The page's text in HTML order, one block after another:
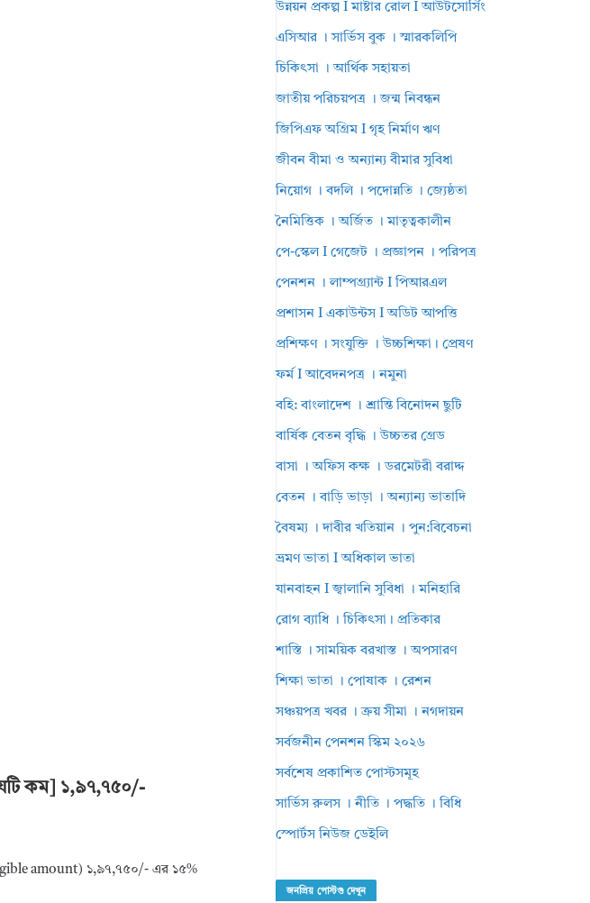
কম] ১,৯৭,৭৫০/-
amount) ১,৯৭,৭৫০/- এর ১৫%
উন্নয়ন প্রকল্প I মাষ্টার রোল I আউটসোর্সিং
এসিআর । সার্ভিস বুক । স্মারকলিপি
চিকিৎসা । আর্থিক সহায়তা
জাতীয় পরিচয়পত্র । জন্ম নিবন্ধন
জিপিএফ অগ্রিম I গৃহ নির্মাণ ঋণ
জীবন বীমা ও অন্যান্য বীমার সুবিধা
নিয়োগ । বদলি । পদোন্নতি । জ্যেষ্ঠতা
নৈমিত্তিক । অর্জিত । মাতৃত্বকালীন
পে-স্কেল I গেজেট । প্রজ্ঞাপন । পরিপত্র
পেনশন । লাম্পগ্র্যান্ট I পিআরএল
প্রশাসন I একাউন্টস I অডিট আপত্তি
প্রশিক্ষণ । সংযুক্তি । উচ্চশিক্ষা। প্রেষণ
ফর্ম I আবেদনপত্র । নমুনা
বহি: বাংলাদেশ । শ্রান্তি বিনোদন ছুটি
বার্ষিক বেতন বৃদ্ধি । উচ্চতর গ্রেড
বাসা । অফিস কক্ষ । ডরমেটরী বরাদ্দ
বেতন । বাড়ি ভাড়া । অন্যান্য ভাতাদি
বৈষম্য । দাবীর খতিয়ান । পুন:বিবেচনা
ভ্রমণ ভাতা I অধিকাল ভাতা
যানবাহন I জ্বালানি সুবিধা । মনিহারি
রোগ ব্যাধি । চিকিৎসা। প্রতিকার
শাস্তি । সাময়িক বরখাস্ত । অপসারণ
শিক্ষা ভাতা । পোষাক । রেশন
সঞ্চয়পত্র খবর । ক্রয় সীমা । নগদায়ন
সর্বজনীন পেনশন স্কিম ২০২৬
সর্বশেষ প্রকাশিত পোস্টসমূহ
সার্ভিস রুলস । নীতি । পদ্ধতি । বিধি
স্পোর্টস নিউজ ডেইলি
জনপ্রিয় পোস্টগু দেখুন